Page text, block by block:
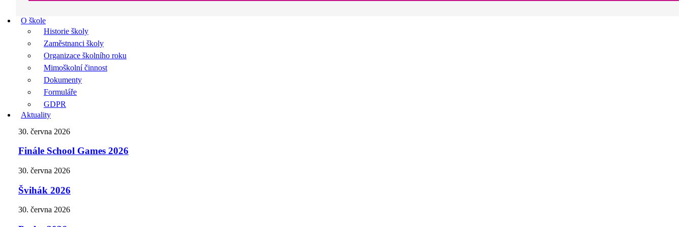
O škole
Historie školy
Zaměstnanci školy
Organizace školního roku
Mimoškolní činnost
Dokumenty
Formuláře
GDPR
Aktuality
30. června 2026
Finále School Games 2026
30. června 2026
Švihák 2026
30. června 2026